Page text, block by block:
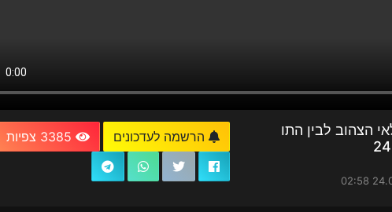
הצהוב לבין התו
הרשמה לעדכונים